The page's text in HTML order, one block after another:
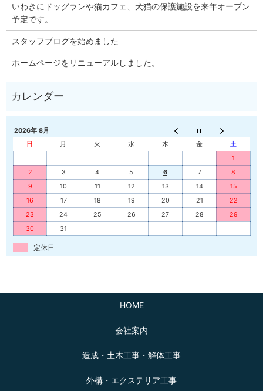
いわきにドッグランや猫カフェ、犬猫の保護施設を来年オープン
予定です。
スタッフブログを始めました
ホームページをリニューアルしました。
2026年 8月
日
月 火 水 木 金
土
1
2
3 4 5 6 7
8
9
10 11 12 13 14
15
16
17 18 19 20 21
22
23
24 25 26 27 28
29
30
31
定休日
HOME
会社案内
造成・土木工事・解体工事
外構・エクステリア工事